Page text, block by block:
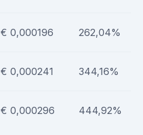
€ 0,000196 262,04%
€ 0,000241 344,16%
€ 0,000296 444,92%